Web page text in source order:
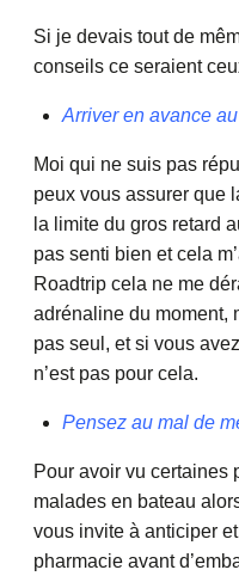
Si je devais tout de
conseils ce seraient
Arriver en avance
Moi qui ne suis pas
peux vous assurer que
la limite du gros retard
pas senti bien et cela
Roadtrip cela ne me
adrénaline du moment,
pas seul, et si vous
n’est pas pour cela.
Pensez au mal de
Pour avoir vu certaines
malades en bateau
vous invite à anticiper
pharmacie avant